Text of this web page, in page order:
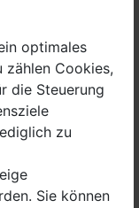
optimales
zählen Cookies,
die Steuerung
zu
Sie können